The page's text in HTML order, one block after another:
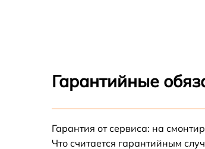
Замена термопасты Xiaomi
JYU4372CN
Гарантийные
Гарантия от сервиса: на
Что считается гарантийным